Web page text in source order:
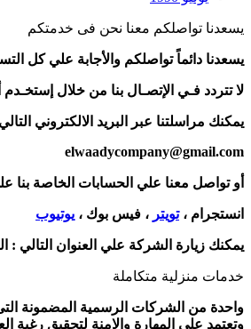
يسعدنا تواصلكم معنا نحن فى خدمتكم
يسعدنا دائماً تواصلكم والأجابة علي كل
لا تتردد فـي الإتصـال بنا من خلال
يمكنك مراسلتنا عبر البريد الالكتروني التالي
elwaadycompany@gmail.com
أو تواصل معنا علي الحسابات الخاصة بنا
انستجرام ،تويتر ، فيس بوك ، يوتيوب
يمكنك زيارة الشركة علي العنوان التالي :
خدمات منزلية متكاملة
واحدة من الشركات الرسمية المضمونة
وتعتمد على المهارة والامنة لتحقيق